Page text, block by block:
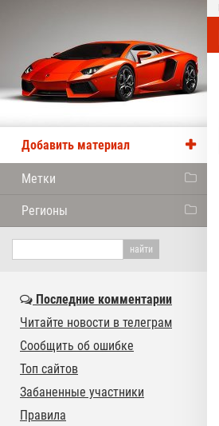
Добавить материал
Метки
Регионы
Последние комментарии
Читайте новости в телеграм
Сообщить об ошибке
Топ сайтов
Забаненные участники
Правила